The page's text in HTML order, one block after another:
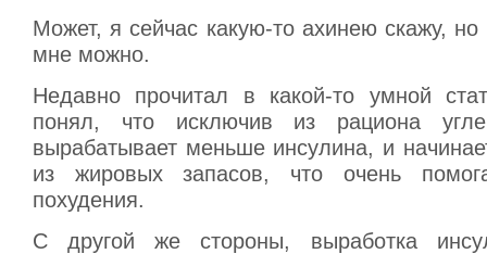
Может, я сейчас какую-то ахинею скажу, но
мне можно.
Недавно прочитал в какой-то умной
понял, что исключив из рациона
вырабатывает меньше инсулина, и
из жировых запасов, что очень
похудения.
С другой же стороны, выработка